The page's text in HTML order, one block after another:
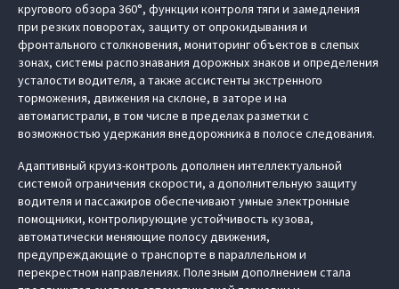
кругового обзора 360°, функции контроля тяги и замедления
при резких поворотах, защиту от опрокидывания и
фронтального столкновения, мониторинг объектов в слепых
зонах, системы распознавания дорожных знаков и определения
усталости водителя, а также ассистенты экстренного
торможения, движения на склоне, в заторе и на
автомагистрали, в том числе в пределах разметки с
возможностью удержания внедорожника в полосе следования.
Адаптивный круиз-контроль дополнен интеллектуальной
системой ограничения скорости, а дополнительную защиту
водителя и пассажиров обеспечивают умные электронные
помощники, контролирующие устойчивость кузова,
автоматически меняющие полосу движения,
предупреждающие о транспорте в параллельном и
перекрестном направлениях. Полезным дополнением стала